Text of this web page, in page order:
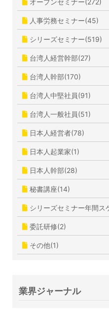
人事労務セミナー(45)
シリーズセミナー(519)
台湾人経営幹部(27)
台湾人幹部(170)
台湾人中堅社員(91)
台湾人一般社員(51)
日本人経営者(78)
日本人起業家(1)
日本人幹部(28)
秘書講座(14)
シリーズセミナー年間ス
委託研修(2)
その他(1)
業界ジャーナル